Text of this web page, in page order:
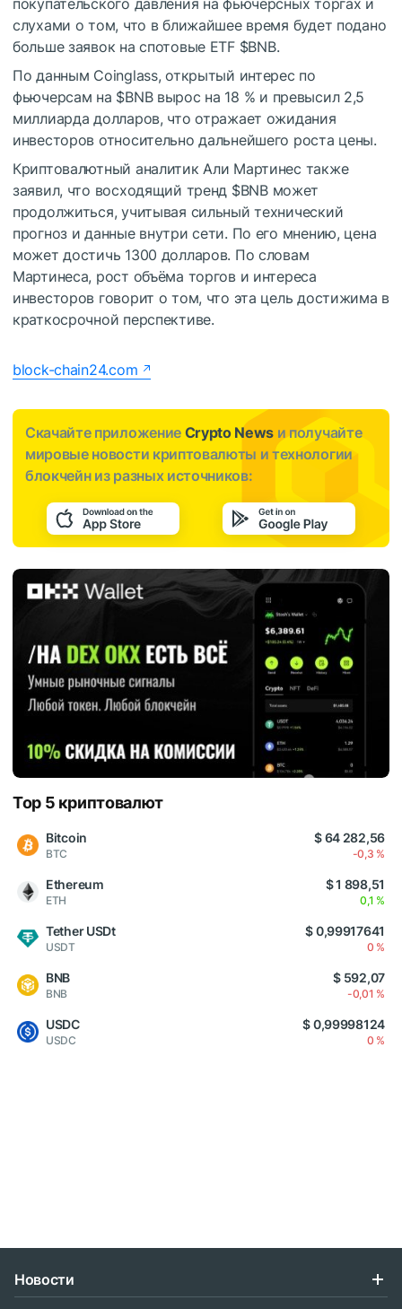
слухами о том, что в ближайшее время будет подано
больше заявок на спотовые ETF $BNB.
По данным Coinglass, открытый интерес по
фьючерсам на $BNBвырос на 18 % и превысил 2,5
миллиарда долларов, что отражает ожидания
инвесторов относительно дальнейшего роста цены.
Криптовалютный аналитик Али Мартинес также
заявил, что восходящий тренд $BNBможет
продолжиться, учитывая сильный технический
прогноз и данные внутри сети. По его мнению, цена
может достичь 1300 долларов. По словам
Мартинеса, рост объёма торгов и интереса
инвесторов говорит о том, что эта цель достижима в
краткосрочной перспективе.
block-chain24.com
Скачайте приложение Crypto News и получайте
мировые новости криптовалюты и технологии
блокчейн из разных источников:
Top 5 криптовалют
Bitcoin
BTC
$ 64 282,56
-0,3 %
Ethereum
ETH
$ 1 898,51
0,1 %
Tether USDt
USDT
$ 0,99917641
0 %
BNB
BNB
$ 592,07
-0,01 %
USDC
USDC
$ 0,99998124
0 %
Новости